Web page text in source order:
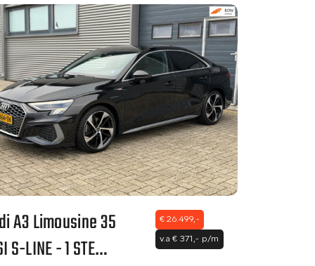
A3 Limousine 35
S-LINE - 1 STE
€ 26.499,-
v.a € 371,- p/m